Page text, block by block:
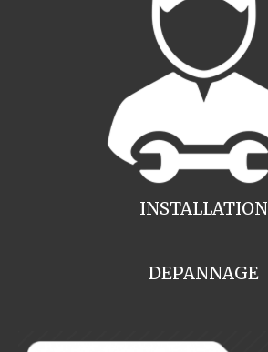
INSTALLATION
DEPANNAGE